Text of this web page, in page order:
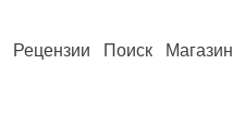
Рецензии Поиск Магазин